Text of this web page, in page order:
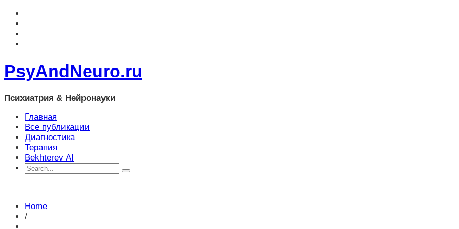
PsyAndNeuro.ru
Психиатрия & Нейронауки
Главная
Все публикации
Диагностика
Терапия
Bekhterev AI
Home
/